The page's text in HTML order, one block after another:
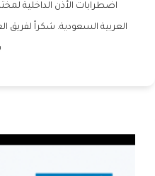
اضطرابات الأذن الداخلية